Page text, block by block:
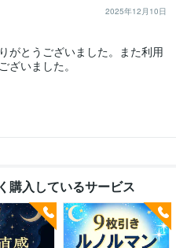
2025年12月10日
がとうございました。また利用
ざいました。
購入しているサービス